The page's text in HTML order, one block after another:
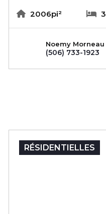
2006pi² 3
Noemy Morneau
(506) 733-1923
RÉSIDENTIELLES